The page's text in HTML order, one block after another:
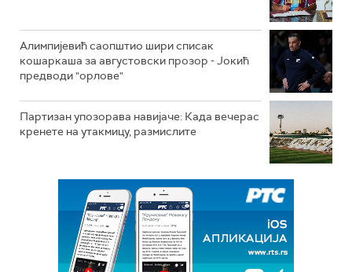
Алимпијевић саопштио шири списак
кошаркаша за августовски прозор - Јокић
предводи "орлове"
Партизан упозорава навијаче: Када вечерас
кренете на утакмицу, размислите